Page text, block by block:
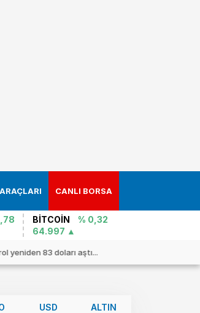
CANLI BORSA
BİTCOİN
% 0,32
64.997
yeniden 83 doları aştı...
USD ALTIN